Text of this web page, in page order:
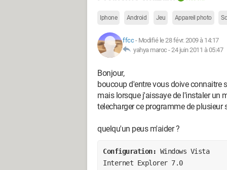
Iphone Android Jeu Appareil photo
ffcc- Modifié le 28 févr. 2009 à 14:17
yahya maroc -24 juin 2011 à 05:47
Bonjour,
boucoup d'entre vous doive connaitre
mais lorsque j'aissaye de l'instaler un
telecharger ce programme de
quelqu'un peus m'aider ?
Configuration: Windows Vista
Internet Explorer 7.0